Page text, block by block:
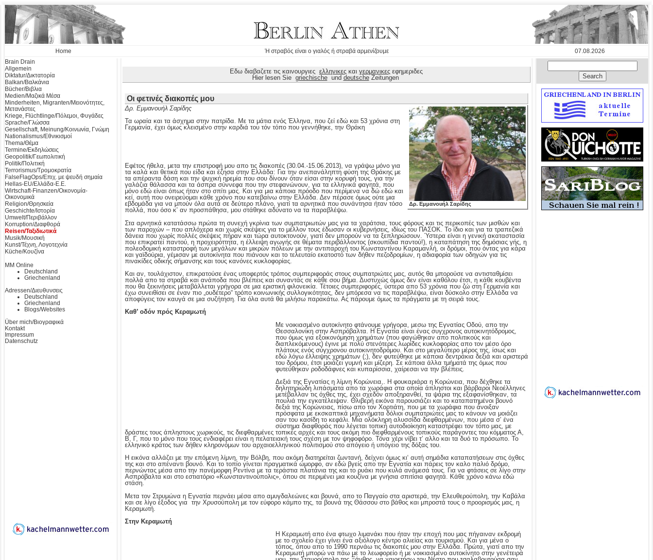
Home Ή στραβός είναι ο γιαλός ή στραβά αρμενίζουμε
07.08.2026
Brain Drain
Allgemein
Diktatur/Δικτατορία
Balkan/Βαλκάνια
Bücher/Βιβλια
Medien/Μαζικά Μέσα
Minderheiten, Migranten/Μειονότητες,
Μετανάστες
Kriege, Flüchtlinge/Πόλεμοι, Φυγάδες
Sprache/Γλώσσα
Gesellschaft, Meinung/Κοινωνία, Γνώμη
Nationalismus/Εθνικισμοί
Thema/Θέμα
Termine/Εκδηλώσεις
Geopolitik/Γεωπολιτική
Politik/Πολιτική
Terrorismus/Τρομοκρατία
FalseFlagOps/Επιχ. με ψευδή σημαία
Hellas-EU/Ελλάδα-Ε.Ε.
Wirtschaft-Finanzen/Οικονομία-
Οικονομικά
Religion/Θρησκεία
Geschichte/Ιστορία
Umwelt/Περιβάλλον
Korruption/Διαφθορά
Reisen/Ταξιδιωτικά
Musik/Μουσική
Kunst/Τέχνη, Λογοτεχνία
Küche/Κουζίνα
MM Online
Deutschland
Griechenland
Adressen/Διευθυνσεις
Deutschland
Griechenland
Blogs/Websites
Über mich/Βιογραφικά
Kontakt
Impressum
Datenschutz
Εδω διαβαζετε τις καινουργιες ελληνικες και γερμανικες εφημεριδες
Hier lesen Sie griechischeund deutscheZeitungen
Οι φετινές διακοπές μου
Δρ. Εμμανουήλ Σαρίδης
Δρ. Εμμανουήλ Σαρίδης
Τα ωραία και τα άσχημα στην πατρίδα. Με τα μάτια ενός Έλληνα, που ζεί εδώ και 53 χρόνια στη
Γερμανία, έχει όμως κλεισμένο στην καρδιά του τόν τόπο που γεννήθηκε, την Θράκη
Εφέτος ήθελα, μετα την επιστροφή μου απο τις διακοπές (30.04.-15.06.2013), να γράψω μόνο για
τα καλά και θετικά που είδα και έζησα στην Ελλάδα: Για την ανεπανάληπτη φύση της Θράκης με
τα απέραντα δάση και την ψυχική ηρεμία που σου δίνουν όταν είσαι στην κορυφή τους, για την
γαλάζια θάλασσα και τα άσπρα σύννεφα που την στεφανώνουν, για τα ελληνικά φαγητά, που
μόνο εδώ είναι όπως ήταν στο σπίτι μας. Και για μια κάποια πρόοδο που περίμενα να δώ εδώ και
κεί, αυτή που ονειρεύομαι κάθε χρόνο που κατεβαίνω στην Ελλάδα. Δεν πέρασε όμως ούτε μια
εβδομάδα για να μπούν όλα αυτά σε δεύτερο πλάνο, γιατί τα αρνητικά που συνάντησα ήταν τόσο
πολλά, που όσο κ’ αν προσπάθησα, μου στάθηκε αδύνατο να τα παραβλέψω.
Στα αρνητικά κατατάσσω πρώτα τη συνεχή γκρίνια των συμπατριωτών μας για τα χαράτσια, τους φόρους και τις περικοπές των μισθών και
των παροχών – που απλόχερα και χωρίς σκέψεις για το μέλλον τους έδωσαν οι κυβερνήσεις, ιδίως του ΠΑΣΟΚ. Το ίδιο και για τα τραπεζικά
δάνεια που χωρίς πολλές σκέψεις πήραν και τώρα αυτοκτονούν, γιατί δεν μπορούν να τα ξεπληρώσουν. Ύστερα είναι η γενική ακαταστασία
που επικρατεί παντού, η προχειρόττητα, η έλλειψη αγωγής σε θέματα περιβάλλοντος (σκουπίδια παντού!), η καταπάτηση της δημόσιας γής, η
πολεοδομική καταστροφή των μεγάλων και μικρών πόλεων με την αντιπαροχή του Κωνσταντίνου Καραμανλή, οι δρόμοι, που όντας για κάρα
και γαϊδούρια, γέμισαν με αυτοκίνητα που πιάνουν και το τελευταίο εκατοστό των δήθεν πεζοδρομίων, η αδιαφορία των οδηγών για τις
πινακίδες οδικής σήμανσης και τους κανόνες κυκλοφορίας.
Και αν, τουλάχιστον, επικρατούσε ένας υποφερτός τρόπος συμπεριφοράς στους συμπατριώτες μας, αυτός θα μπορούσε να αντισταθμίσει
πολλά απο τα στραβά και ανάποδα που βλέπεις και συναντάς σε κάθε σου βήμα. Δυστυχώς όμως δεν είναι καθόλου έτσι, η κάθε κουβέντα
που θα ξεκινήσεις μεταβάλλεται γρήγορα σε μια εριστική φιλονεικία. Τέτοιες συμπεριφορές, ύστερα απο 53 χρόνια που ζώ στη Γερμανία και
έχω συνειθίσει σε έναν πιο „ουδέτερο“ τρόπο κοινωνικής συλλογικότητας, δεν μπόρεσα να τις παραβλέψω, είναι δύσκολο στην Ελλάδα να
αποφύγεις τον καυγά σε μια συζήτηση. Για όλα αυτά θα μιλήσω παρακάτω. Ας πάρουμε όμως τα πράγματα με τη σειρά τους.
Καθ’ οδόν πρός Κεραμωτή
Με νοικιασμένο αυτοκίνητο φτάνουμε γρήγορα, μεσω της Εγνατίας Οδού, απο την
Θεσσαλονίκη στην Ασπρόβαλτα. Η Εγνατία είναι ένας συγχρονος αυτοκινητόδρομος,
που όμως για εξοικονόμηση χρημάτων (που φαγώθηκαν απο πολιτικούς και
διαπλεκόμενους) έγινε με πολύ στενότερες λωρίδες κυκλοφορίας απο τον μέσο όρο
πλάτους ενός σύγχρονου αυτοκινητοδρόμου. Και στο μεγαλύτερο μέρος της, ίσως και
εδώ λόγω έλλειψης χρημάτων (;), δεν φυτεύθηκε με κάποια δεντράκια δεξιά και αριστερά
του δρόμου, έτσι μοιάζει γυμνή και μίζερη. Σε κάποια άλλα τμήματά της όμως που
φυτεύθηκαν ροδοδάφνες και κυπαρίσσια, χαίρεσαι να την βλέπεις.
Δεξιά της Εγνατίας η λίμνη Κορώνεια,. Η φουκαριάρα η Κορώνεια, που δέχθηκε τα
δηλητηριώδη λιπάσματα απο τα χωράφια στα οποία άπληστοι και βάρβαροι Νεοέλληνες
μετέβαλλαν τις όχθες της, έχει σχεδόν αποξηρανθεί, τα ψάρια της εξαφανίσθηκαν, τα
πουλιά την εγκατέλειψαν. Θλιβερή εικόνα παρουσιάζει και το καταπατημένοι βουνό
δεξιά της Κορώνειας, πίσω απο τον Χορτιάτη, που με τα χωράφια που άνοιξαν
πρόσφατα με εκσκαπτικά μηχανήματα δόλιοι συμπατριώτες μας το κάνουν να μοιάζει
σαν του κασίδη το κεφάλι. Μια ολόκληρη αλυσσίδα διεφθαρμένων, που μέσα σ’ ένα
σύστημα διαφθοράς που λέγεται τοπική αυτοδιοίκηση καταστρέφει τον τόπο μας, με
δράστες τους άπληστους χωρικούς, τις διεφθαρμένες τοπικές αρχές και τους ακόμη πιο διεφθαρμένους τοπικούς παράγοντες του κόμματος Α,
Β, Γ, που το μόνο που τους ενδιαφέρει είναι η πελατειακή τους σχέση με τον ψηφοφόρο. Τόνα χέρι νίβει τ’ αλλο και τα δυό το πρόσωπο. Το
ελληνικό κράτος των δήθεν κληρονόμων του αρχαιοελληνικού πολιτισμού στο απόγειο ή υπόγειο της δόξας του.
Η εικόνα αλλάζει με την επόμενη λίμνη, την Βόλβη, που ακόμη διατηρείται ζωντανή, δείχνει όμως κι‘ αυτή σημάδια καταπατήσεων στις όχθες
της και στο απέναντι βουνό. Και το τοπίο γίνεται πραγματικά ώμορφο, αν εδώ βγείς απο την Εγνατία και πάρεις τον καλο παλιό δρόμο,
περνώντας μέσα απο την πανέμορφη Ρεντίνα με τα τεράστια πλατάνια της και το ρυάκι που κυλά ανάμεσά τους. Για να φτάσεις σε λίγο στην
Ασπρόβαλτα και στο εστιατόριο «Κωνσταντινούπολις», όπου σε περιμένει μια κουζίνα με γνήσια σπιτίσια φαγητά. Κάθε χρόνο κάνω εδώ
στάση.
Μετα τον Στρυμώνα η Εγνατία περνάει μέσα απο αμυγδαλεώνες και βουνά, απο το Παγγαίο στα αριστερά, την Ελευθερούπολη, την Καβάλα
και σε λίγο έξοδος για την Χρυσούπολη με τον εύφορο κάμπο της, τα βουνά της Θάσσου στο βάθος και μπροστά τους ο προορισμός μας, η
Κεραμωτή.
Στην Κεραμωτή
Η Κεραμωτή απο ένα φτωχο λιμανάκι που ήταν την εποχή που μας πήγαιναν εκδρομή
με το σχολείο έχει γίνει ένα αξιόλογο κέντρο αλιείας και τουρισμού. Και για μένα ο
τόπος, όπου απο το 1990 περνάω τις διακοπές μου στην Ελλάδα. Πρώτα, γιατί απο την
Κεραμωτή μπορώ να πάω με το λεωφορείο ή με νοικιασμένο αυτοκίνητο στην γενέτειρά